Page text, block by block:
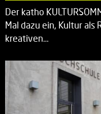
Der katho
Mal dazu ein, Kultur als
kreativen…